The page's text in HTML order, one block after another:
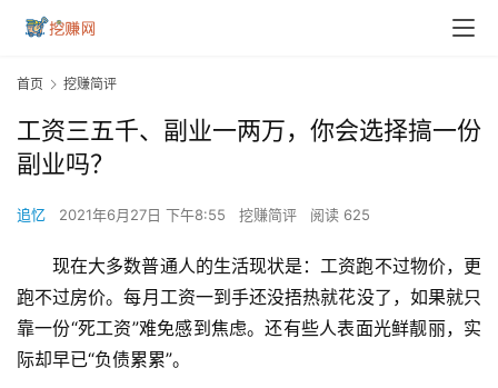
首页 挖赚简评
工资三五千、副业一两万，你会选择搞一份
副业吗？
追忆 2021年6月27日 下午8:55 挖赚简评 阅读 625
现在大多数普通人的生活现状是：工资跑不过物价，更
跑不过房价。每月工资一到手还没捂热就花没了，如果就只
靠一份“死工资”难免感到焦虑。还有些人表面光鲜靓丽，实
际却早已“负债累累”。